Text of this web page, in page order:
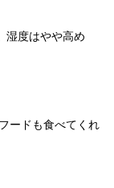
度はやや高め
ードも食べてくれ